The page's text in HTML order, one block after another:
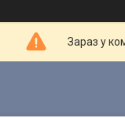
Зараз у